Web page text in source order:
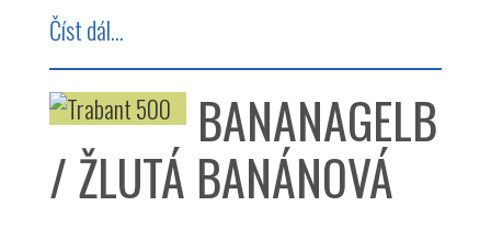
Číst dál...
BANANAGELB
/ ŽLUTÁ BANÁNOVÁ